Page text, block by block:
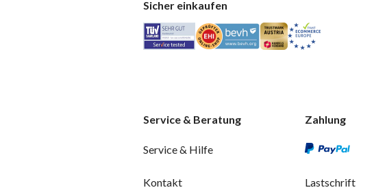
Sicher einkaufen
Service & Beratung
Service & Hilfe
Kontakt
Zahlung
Lastschrift